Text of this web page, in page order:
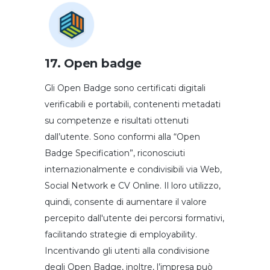
17. Open badge
Gli Open Badge sono certificati digitali
verificabili e portabili, contenenti metadati
su competenze e risultati ottenuti
dall’utente. Sono conformi alla “Open
Badge Specification”, riconosciuti
internazionalmente e condivisibili via Web,
Social Network e CV Online. Il loro utilizzo,
quindi, consente di aumentare il valore
percepito dall'utente dei percorsi formativi,
facilitando strategie di employability.
Incentivando gli utenti alla condivisione
degli Open Badge, inoltre, l’impresa può